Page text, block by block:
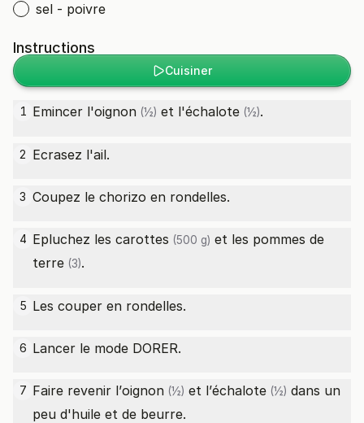
sel - poivre
Instructions
Cuisiner
1 Emincer l'oignon (½) et l'échalote (½).
2 Ecrasez l'ail.
3 Coupez le chorizo en rondelles.
4 Epluchez les carottes (500 g) et les pommes de
terre (3).
5 Les couper en rondelles.
6 Lancer le mode DORER.
7 Faire revenir l’oignon (½) et l’échalote (½) dans un
peu d'huile et de beurre.